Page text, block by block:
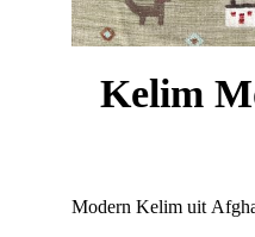
Kelim
Modern Kelim uit